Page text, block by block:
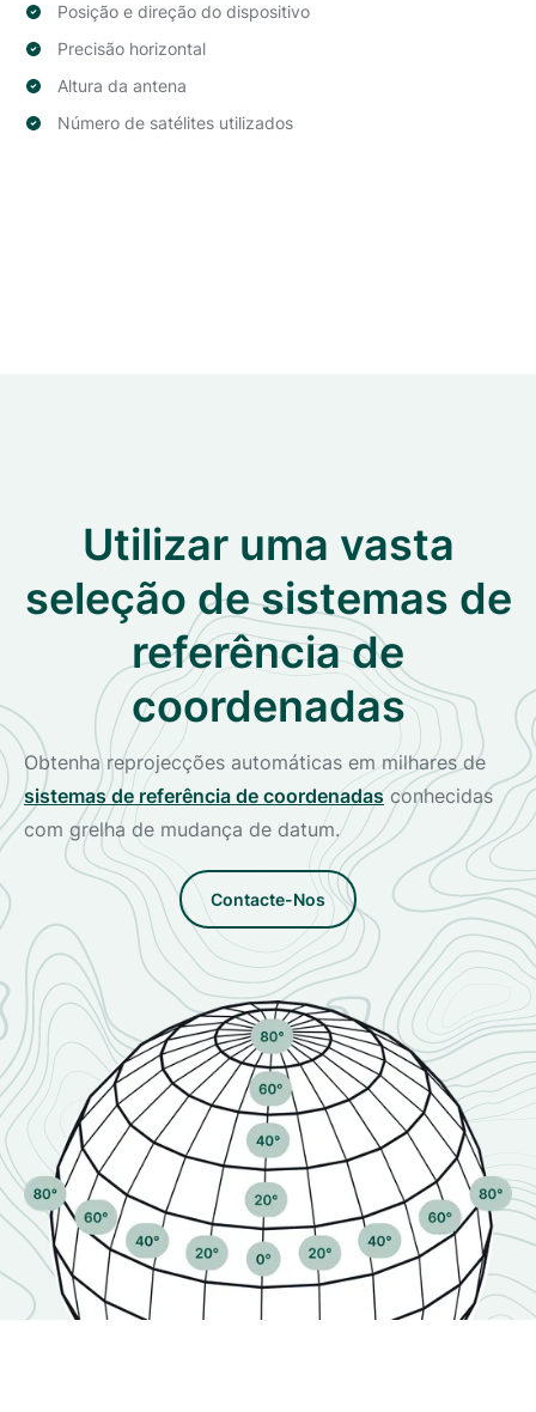
Posição e direção do dispositivo
Precisão horizontal
Altura da antena
Número de satélites utilizados
Utilizar uma vasta
seleção de sistemas de
referência de
coordenadas
Obtenha reprojecções automáticas em milhares de
sistemas de referência de coordenadasconhecidas
com grelha de mudança de datum.
Contacte-Nos